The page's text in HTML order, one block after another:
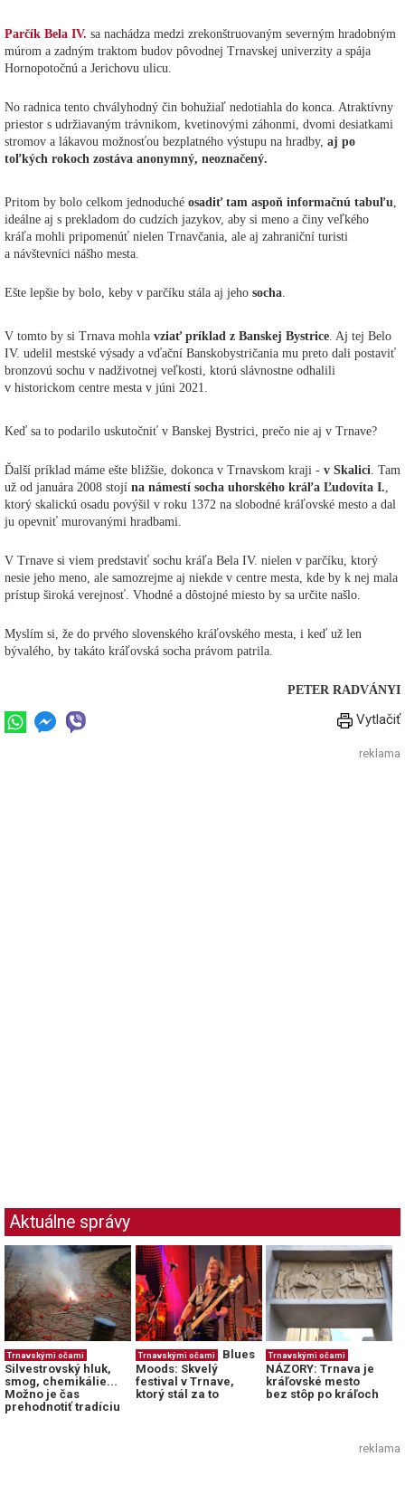
Parčík Bela IV. sa nachádza medzi zrekonštruovaným severným hradobným
múrom a zadným traktom budov pôvodnej Trnavskej univerzity a spája
Hornopotočnú a Jerichovu ulicu.
No radnica tento chvályhodný čin bohužiaľ nedotiahla do konca. Atraktívny
priestor s udržiavaným trávnikom, kvetinovými záhonmi, dvomi desiatkami
stromov a lákavou možnosťou bezplatného výstupu na hradby, aj po
toľkých rokoch zostáva anonymný, neoznačený.
Pritom by bolo celkom jednoduché osadiť tam aspoň informačnú tabuľu
ideálne aj s prekladom do cudzích jazykov, aby si meno a činy veľkého
kráľa mohli pripomenúť nielen Trnavčania, ale aj zahraniční turisti
a návštevníci nášho mesta.
Ešte lepšie by bolo, keby v parčíku stála aj jeho socha
V tomto by si Trnava mohla vziať príklad z Banskej Bystrice . Aj tej Belo
IV. udelil mestské výsady a vďační Banskobystričania mu preto dali postaviť
bronzovú sochu v nadživotnej veľkosti, ktorú slávnostne odhalili
v historickom centre mesta v júni 2021.
Keď sa to podarilo uskutočniť v Banskej Bystrici, prečo nie aj v Trnave?
Ďalší príklad máme ešte bližšie, dokonca v Trnavskom kraji - v Skalici . Tam
už od januára 2008 stojí na námestí socha uhorského kráľa Ľudovíta I.
ktorý skalickú osadu povýšil v roku 1372 na slobodné kráľovské mesto a dal
ju opevniť murovanými hradbami.
V Trnave si viem predstaviť sochu kráľa Bela IV. nielen v parčíku, ktorý
nesie jeho meno, ale samozrejme aj niekde v centre mesta, kde by k nej mala
prístup široká verejnosť. Vhodné a dôstojné miesto by sa určite našlo.
Myslím si, že do prvého slovenského kráľovského mesta, i keď už len
bývalého, by takáto kráľovská socha právom patrila.
PETER RADVÁNYI
Vytlačiť
reklama
Aktuálne správy
Trnavskými očami
Silvestrovský hluk,
smog, chemikálie...
Možno je čas
prehodnotiť tradíciu
Trnavskými očami
Blues
Moods: Skvelý
festival v Trnave,
ktorý stál za to
Trnavskými očami
NÁZORY: Trnava je
kráľovské mesto
bez stôp po kráľoch
reklama